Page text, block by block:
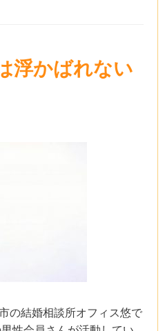
浮かばれない
の結婚相談所オフィス悠で